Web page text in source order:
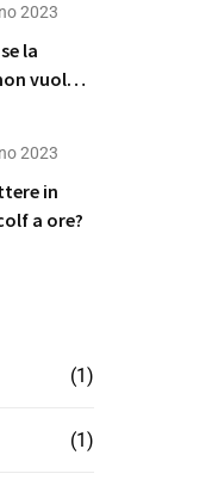
2023
la
vuole
2023
in
a ore?
(1)
(1)